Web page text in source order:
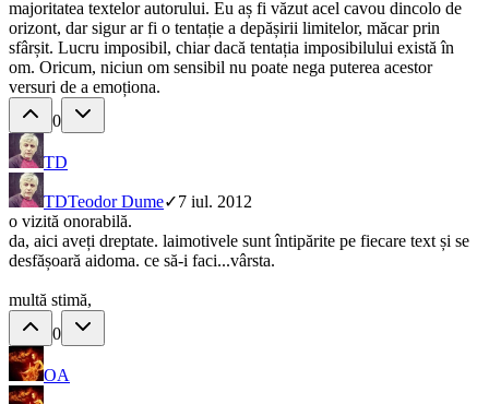
majoritatea textelor autorului. Eu aș fi văzut acel cavou dincolo de
orizont, dar sigur ar fi o tentație a depășirii limitelor, măcar prin
sfârșit. Lucru imposibil, chiar dacă tentația imposibilului există în
om. Oricum, niciun om sensibil nu poate nega puterea acestor
versuri de a emoționa.
0
TD
TDTeodor Dume✓7 iul. 2012
o vizită onorabilă.
da, aici aveți dreptate. laimotivele sunt întipărite pe fiecare text și se
desfășoară aidoma. ce să-i faci...vârsta.
multă stimă,
0
OA